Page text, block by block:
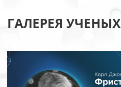
ГАЛЕРЕЯ УЧЕНЫХ